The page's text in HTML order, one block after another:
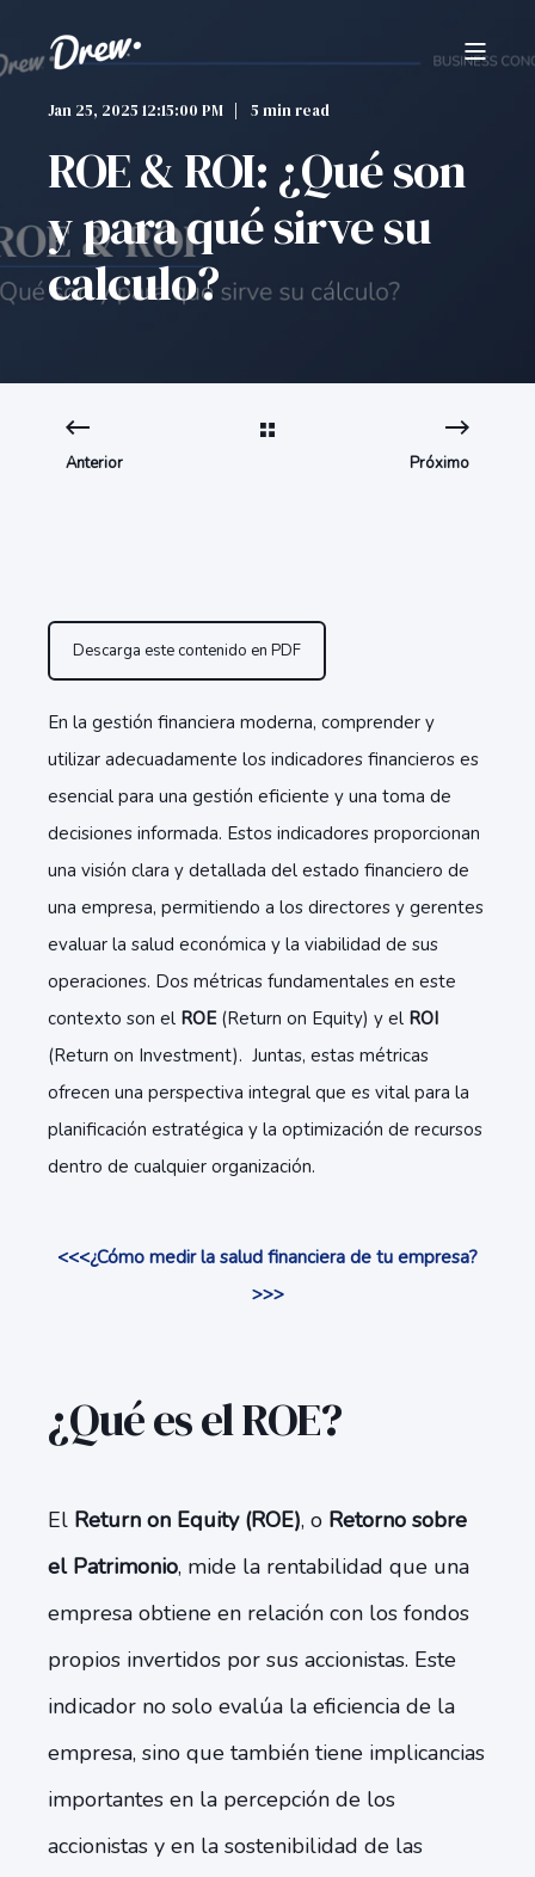
Jan 25, 2025 12:15:00 PM 5 min read
ROE & ROI: ¿Qué son
y para qué sirve su
calculo?
Anterior Próximo
Descarga este contenido en PDF
En la gestión financiera moderna, comprender y
utilizar adecuadamente los indicadores financieros es
esencial para una gestión eficiente y una toma de
decisiones informada. Estos indicadores proporcionan
una visión clara y detallada del estado financiero de
una empresa, permitiendo a los directores y gerentes
evaluar la salud económica y la viabilidad de sus
operaciones. Dos métricas fundamentales en este
contexto son el ROE(Return on Equity) y el ROI
(Return on Investment). Juntas, estas métricas
ofrecen una perspectiva integral que es vital para la
planificación estratégica y la optimización de recursos
dentro de cualquier organización.
<<<¿Cómo medir la salud financiera de tu empresa?
>>>
¿Qué es el ROE?
El Return on Equity (ROE), o Retorno sobre
el Patrimonio, mide la rentabilidad que una
empresa obtiene en relación con los fondos
propios invertidos por sus accionistas. Este
indicador no solo evalúa la eficiencia de la
empresa, sino que también tiene implicancias
importantes en la percepción de los
accionistas y en la sostenibilidad de las